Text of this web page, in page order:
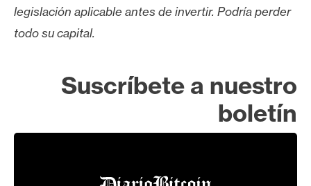
legislación aplicable antes de invertir. Podría perder
todo su capital.
Suscríbete a nuestro
boletín